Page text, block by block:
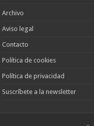
Archivo
Aviso legal
Contacto
Política de cookies
Política de privacidad
Suscríbete a la newsletter